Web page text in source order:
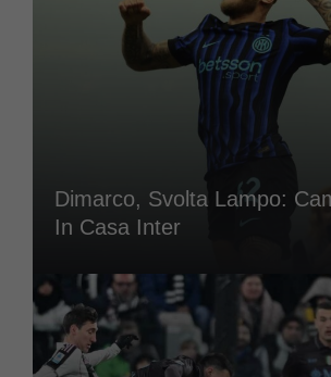
Dimarco, Svolta Lampo:
In Casa Inter